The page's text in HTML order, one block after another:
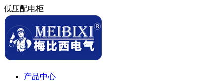
低压配电柜
产品中心